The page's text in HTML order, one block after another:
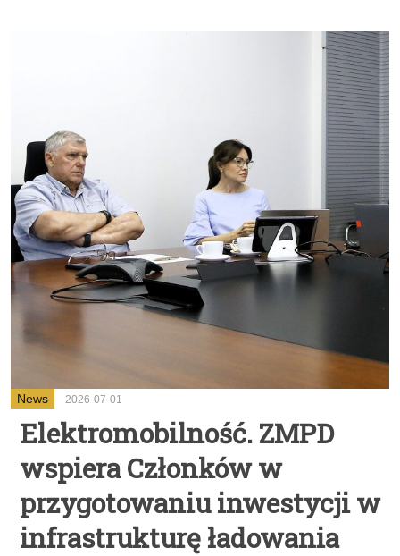
News 2026-07-01
Elektromobilność. ZMPD
wspiera Członków w
przygotowaniu inwestycji w
infrastrukturę ładowania